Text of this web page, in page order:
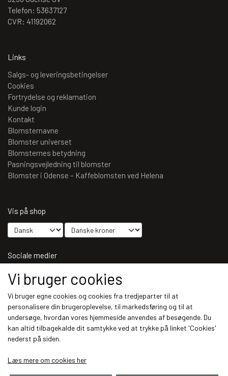
Telefon: 53637127
CVR: 41192062
Links
Salgs- og leveringsbetingelser
Cookies
Fortrydelse og reklamation
Kunde login
Kontakt
Blomsternavne
Blomster universet
Blomsternes betydning
Pasningsvejledning til blomster
Blomster i Odense – Kaffeblomsten ved Helena
Vis på shop
Sociale medier
Modtag vores nyhedsbrev via e-mail
Tilmeld
Vi bruger cookies
Vi bruger egne cookies og cookies fra tredjeparter til at
personalisere din brugeroplevelse, til markedsføring og til at
undersøge, hvordan vores hjemmeside anvendes af besøgende. Du
kan altid tilbagekalde dit samtykke ved at trykke på linket 'Cookies'
nederst på siden.
Læs mere om cookies her